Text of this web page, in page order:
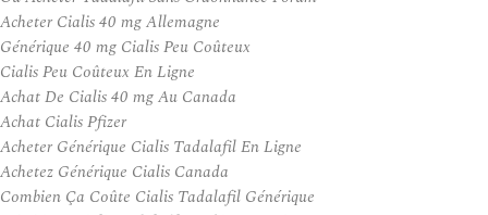
Acheter Cialis 40 mg Allemagne
Générique 40 mg Cialis Peu Coûteux
Cialis Peu Coûteux En Ligne
Achat De Cialis 40 mg Au Canada
Achat Cialis Pfizer
Acheter Générique Cialis Tadalafil En Ligne
Achetez Générique Cialis Canada
Combien Ça Coûte Cialis Tadalafil Générique